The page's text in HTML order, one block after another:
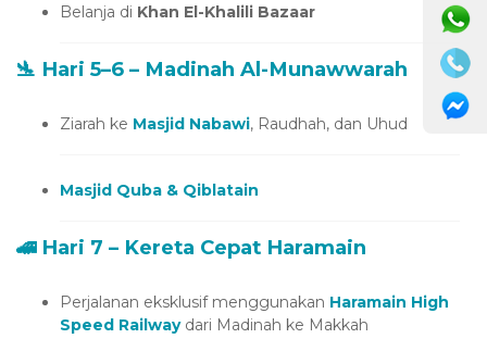
Belanja di Khan El-Khalili Bazaar
🛬 Hari 5–6 – Madinah Al-Munawwarah
Ziarah ke Masjid Nabawi, Raudhah, dan Uhud
Masjid Quba & Qiblatain
🚄 Hari 7 – Kereta Cepat Haramain
Perjalanan eksklusif menggunakan Haramain High
Speed Railwaydari Madinah ke Makkah